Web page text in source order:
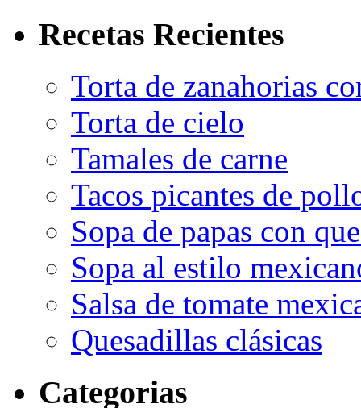
Recetas Recientes
Torta de zanahorias
Torta de cielo
Tamales de carne
Tacos picantes de
Sopa de papas con
Sopa al estilo
Salsa de tomate
Quesadillas clásicas
Categorias